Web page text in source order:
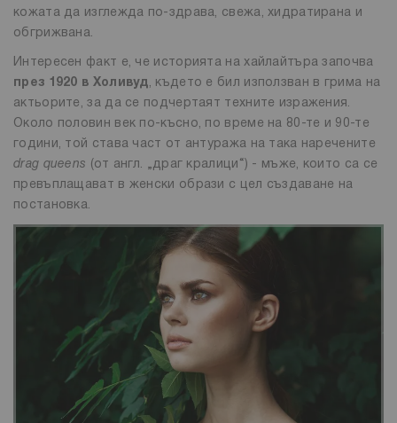
кожата да изглежда по-здрава, свежа, хидратирана и
обгрижвана.
Интересен факт е, че историята на хайлайтъра започва
през 1920 в Холивуд, където е бил използван в грима на
актьорите, за да се подчертаят техните изражения.
Около половин век по-късно, по време на 80-те и 90-те
години, той става част от антуража на така наречените
drag queens
(от англ. „драг кралици“) - мъже, които са се
превъплащават в женски образи с цел създаване на
постановка.